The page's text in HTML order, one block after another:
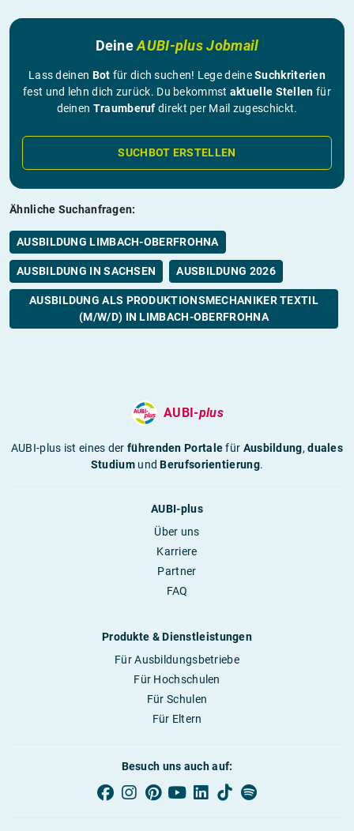
DeineAUBI-plus Jobmail
Lass deinen Bot für dich suchen! Lege deineSuchkriterien
fest und lehn dich zurück. Du bekommst aktuelle Stellen für
deinen Traumberuf direkt per Mail zugeschickt.
SUCHBOT ERSTELLEN
Ähnliche Suchanfragen:
AUSBILDUNG LIMBACH-OBERFROHNA
AUSBILDUNG IN SACHSEN AUSBILDUNG 2026
AUSBILDUNG ALS PRODUKTIONSMECHANIKER TEXTIL
(M/W/D) IN LIMBACH-OBERFROHNA
AUBI-plus
AUBI-plus ist eines derführenden Portalefür Ausbildung,duales
StudiumundBerufsorientierung.
AUBI-plus
Über uns
Karriere
Partner
FAQ
Produkte & Dienstleistungen
Für Ausbildungsbetriebe
Für Hochschulen
Für Schulen
Für Eltern
Besuch uns auch auf: